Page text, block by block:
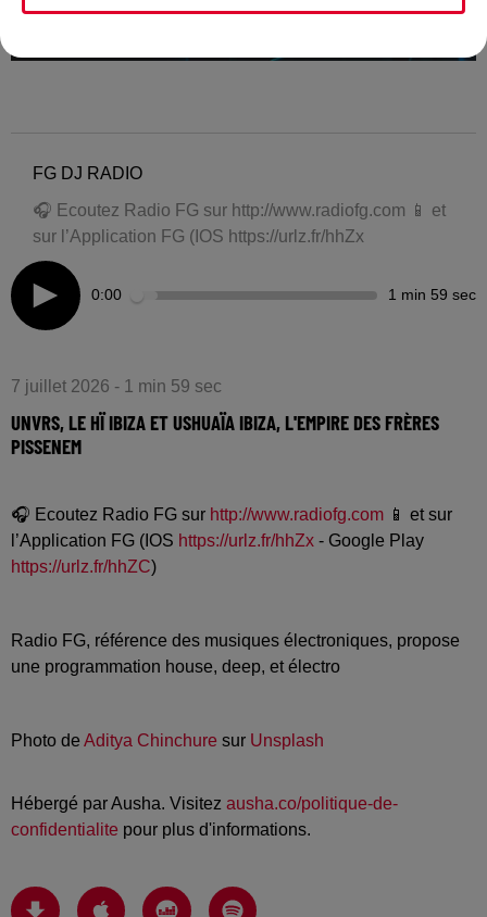
FG DJ RADIO
🎧 Ecoutez Radio FG sur http://www.radiofg.com 📱 et
sur l’Application FG (IOS https://urlz.fr/hhZx
0:00 1 min 59 sec
7 juillet 2026 - 1 min 59 sec
UNVRS, LE HÏ IBIZA ET USHUAÏA IBIZA, L'EMPIRE DES FRÈRES
PISSENEM
🎧 Ecoutez Radio FG sur http://www.radiofg.com 📱 et sur
l’Application FG (IOS https://urlz.fr/hhZx - Google Play
https://urlz.fr/hhZC)
Radio FG, référence des musiques électroniques, propose
une programmation house, deep, et électro
Photo de Aditya Chinchure sur Unsplash
Hébergé par Ausha. Visitez ausha.co/politique-de-
confidentialite pour plus d'informations.